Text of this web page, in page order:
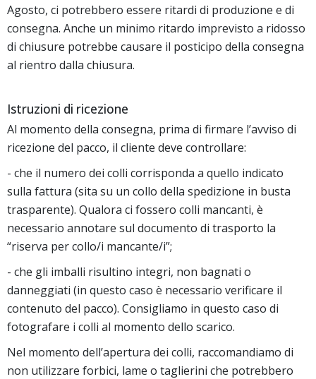
Agosto, ci potrebbero essere ritardi di produzione e di
consegna. Anche un minimo ritardo imprevisto a ridosso
di chiusure potrebbe causare il posticipo della consegna
al rientro dalla chiusura.
Istruzioni di ricezione
Al momento della consegna, prima di firmare l’avviso di
ricezione del pacco, il cliente deve controllare:
- che il numero dei colli corrisponda a quello indicato
sulla fattura (sita su un collo della spedizione in busta
trasparente). Qualora ci fossero colli mancanti, è
necessario annotare sul documento di trasporto la
“riserva per collo/i mancante/i”;
- che gli imballi risultino integri, non bagnati o
danneggiati (in questo caso è necessario verificare il
contenuto del pacco). Consigliamo in questo caso di
fotografare i colli al momento dello scarico.
Nel momento dell’apertura dei colli, raccomandiamo di
non utilizzare forbici, lame o taglierini che potrebbero